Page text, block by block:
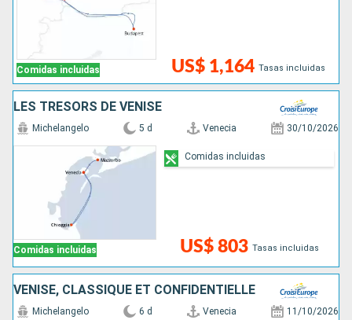
Comidas incluidas US$ 1,164 Tasas incluidas
LES TRÉSORS DE VENISE
Comidas incluidas
Michelangelo 5 d Venecia 30/10/2026
US$ 803 Tasas incluidas
Comidas incluidas
VENISE, CLASSIQUE ET CONFIDENTIELLE
Michelangelo 6 d Venecia 11/10/2026